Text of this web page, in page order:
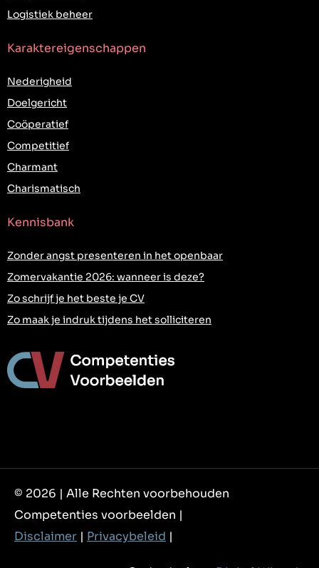
Logistiek beheer
Karaktereigenschappen
Nederigheid
Doelgericht
Coöperatief
Competitief
Charmant
Charismatisch
Kennisbank
Zonder angst presenteren in het openbaar
Zomervakantie 2026: wanneer is deze?
Zo schrijf je het beste je CV
Zo maak je indruk tijdens het solliciteren
© 2026 | Alle Rechten voorbehouden
Competenties voorbeelden |
Disclaimer | Privacybeleid |